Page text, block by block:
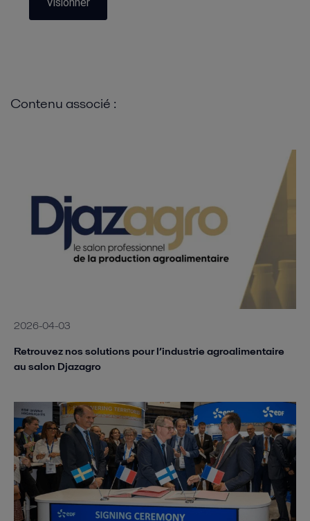
Visionner
Contenu associé :
2026-04-03
Retrouvez nos solutions pour l’industrie agroalimentaire
au salon Djazagro